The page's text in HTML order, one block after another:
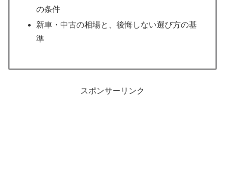
の条件
新車・中古の相場と、後悔しない選び方の基
準
スポンサーリンク